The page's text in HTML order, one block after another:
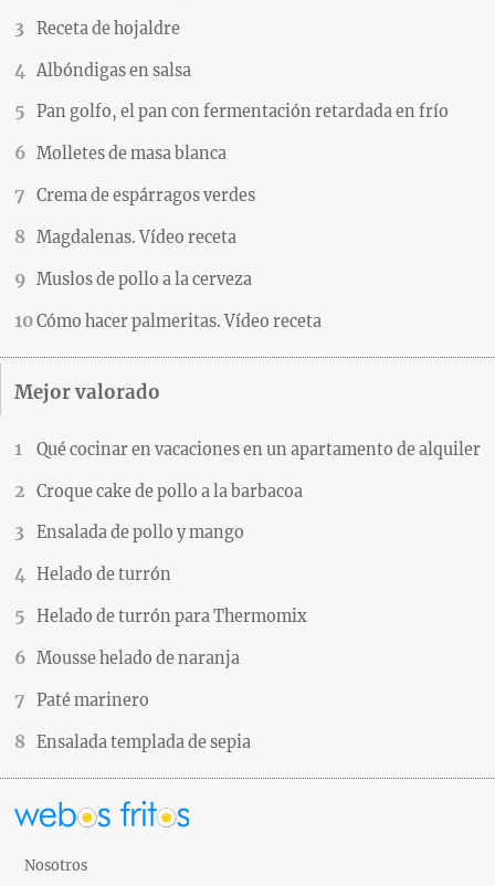
Receta de hojaldre
Albóndigas en salsa
Pan golfo, el pan con fermentación retardada en frío
Molletes de masa blanca
Crema de espárragos verdes
Magdalenas. Vídeo receta
Muslos de pollo a la cerveza
Cómo hacer palmeritas. Vídeo receta
Mejor valorado
Qué cocinar en vacaciones en un apartamento de alquiler
Croque cake de pollo a la barbacoa
Ensalada de pollo y mango
Helado de turrón
Helado de turrón para Thermomix
Mousse helado de naranja
Paté marinero
Ensalada templada de sepia
Nosotros